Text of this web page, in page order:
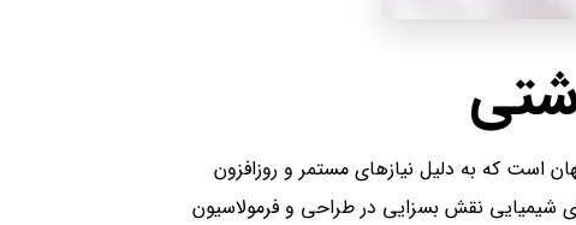
است که به دلیل نیازهای مستمر و روزافزون
شیمیایی نقش بسزایی در طراحی و فرمولاسیون